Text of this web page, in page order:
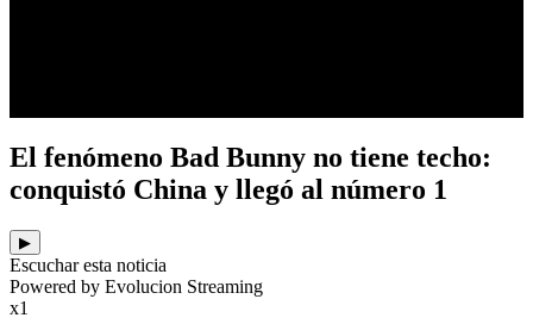
El fenómeno Bad Bunny no tiene techo:
conquistó China y llegó al número 1
▶
Escuchar esta noticia
Powered by Evolucion Streaming
x1